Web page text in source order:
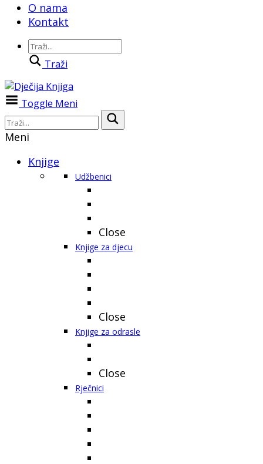
O nama
Kontakt
Traži
Toggle Meni
Meni
Knjige
Udžbenici
Close
Knjige za djecu
Close
Knjige za odrasle
Close
Rječnici